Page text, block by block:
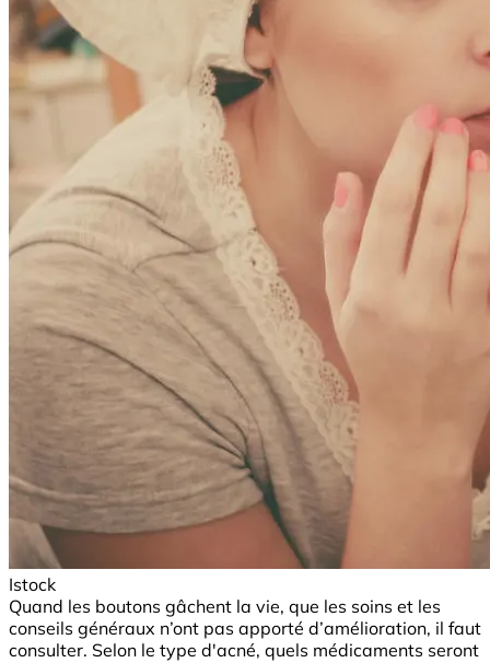
Istock
Quand les boutons gâchent la vie, que les soins et les
conseils généraux n’ont pas apporté d’amélioration, il faut
consulter. Selon le type d'acné, quels médicaments seront